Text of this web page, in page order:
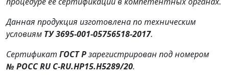
Данная продукция изготовлена по техническим
условиям ТУ 3695‑001‑05756518‑2017.
Сертификат ГОСТ Рзарегистрирован под номером
№ РОСС RU C‑RU.HP15.H5289/20.